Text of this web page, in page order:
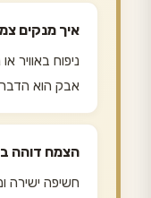
איך מנקים
ניפוח באוויר
אבק הוא
הצמח דוהה
חשיפה